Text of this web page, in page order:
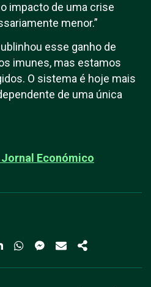
impacto de uma crise
menor.”
esse ganho de
imunes, mas estamos
O sistema é hoje mais
de uma única
ornal Económico